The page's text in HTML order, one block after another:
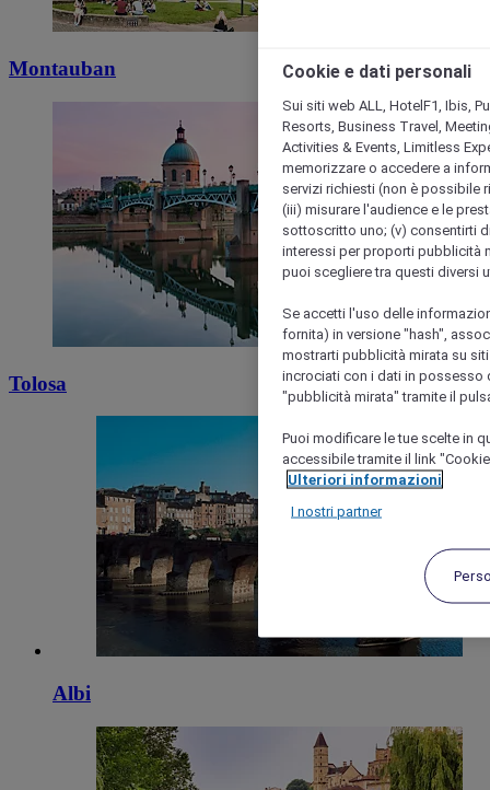
Montauban
Tolosa
Albi
Cookie e dati personali
Sui siti web ALL, HotelF1, Ibis,
Resorts, Business Travel,
Activities & Events, Limitless
memorizzare o accedere a
servizi richiesti (non è possibile
(iii) misurare l'audience e le
sottoscritto uno; (v) consentirti
interessi per proporti pubblicità
puoi scegliere tra questi diversi
Se accetti l'uso delle
fornita) in versione "hash",
mostrarti pubblicità mirata su
incrociati con i dati in possesso
"pubblicità mirata" tramite il
Puoi modificare le tue scelte in
accessibile tramite il link
Ulteriori informazioni
I nostri partner